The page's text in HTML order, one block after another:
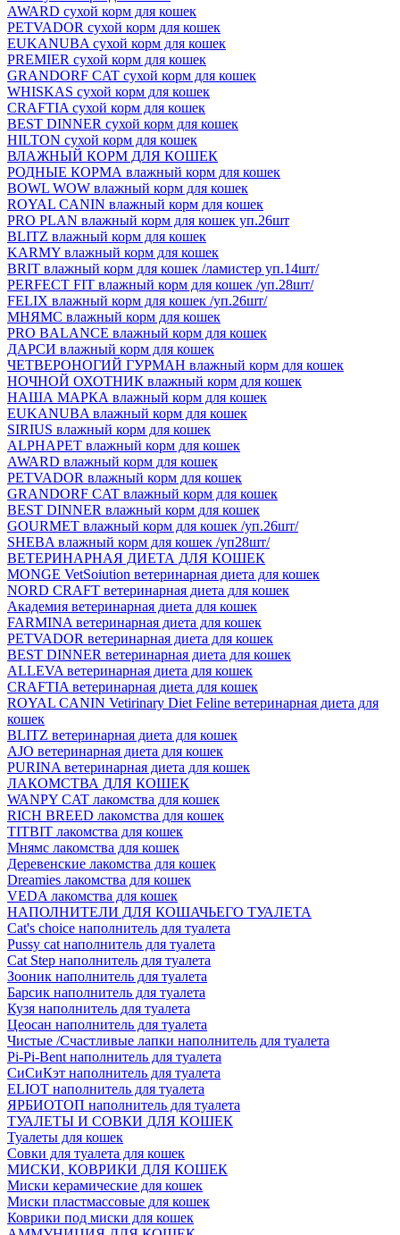
AWARD сухой корм для кошек
PETVADOR сухой корм для кошек
EUKANUBA сухой корм для кошек
PREMIER сухой корм для кошек
GRANDORF CAT сухой корм для кошек
WHISKAS сухой корм для кошек
CRAFTIA сухой корм для кошек
BEST DINNER сухой корм для кошек
HILTON сухой корм для кошек
ВЛАЖНЫЙ КОРМ ДЛЯ КОШЕК
РОДНЫЕ КОРМА влажный корм для кошек
BOWL WOW влажный корм для кошек
ROYAL CANIN влажный корм для кошек
PRO PLAN влажный корм для кошек уп.26шт
BLITZ влажный корм для кошек
KARMY влажный корм для кошек
BRIT влажный корм для кошек /ламистер уп.14шт/
PERFECT FIT влажный корм для кошек /уп.28шт/
FELIX влажный корм для кошек /уп.26шт/
МНЯМС влажный корм для кошек
PRO BALANCE влажный корм для кошек
ДАРСИ влажный корм для кошек
ЧЕТВЕРОНОГИЙ ГУРМАН влажный корм для кошек
НОЧНОЙ ОХОТНИК влажный корм для кошек
НАША МАРКА влажный корм для кошек
EUKANUBA влажный корм для кошек
SIRIUS влажный корм для кошек
ALPHAPET влажный корм для кошек
AWARD влажный корм для кошек
PETVADOR влажный корм для кошек
GRANDORF CAT влажный корм для кошек
BEST DINNER влажный корм для кошек
GOURMET влажный корм для кошек /уп.26шт/
SHEBA влажный корм для кошек /уп28шт/
ВЕТЕРИНАРНАЯ ДИЕТА ДЛЯ КОШЕК
MONGE VetSoiution ветеринарная диета для кошек
NORD CRAFT ветеринарная диета для кошек
Академия ветеринарная диета для кошек
FARMINA ветеринарная диета для кошек
PETVADOR ветеринарная диета для кошек
BEST DINNER ветеринарная диета для кошек
ALLEVA ветеринарная диета для кошек
CRAFTIA ветеринарная диета для кошек
ROYAL CANIN Vetirinary Diet Feline ветеринарная диета для
кошек
BLITZ ветеринарная диета для кошек
AJO ветеринарная диета для кошек
PURINA ветеринарная диета для кошек
ЛАКОМСТВА ДЛЯ КОШЕК
WANPY CAT лакомства для кошек
RICH BREED лакомства для кошек
TITBIT лакомства для кошек
Мнямс лакомства для кошек
Деревенские лакомства для кошек
Dreamies лакомства для кошек
VEDA лакомства для кошек
НАПОЛНИТЕЛИ ДЛЯ КОШАЧЬЕГО ТУАЛЕТА
Cat's choice наполнитель для туалета
Pussy cat наполнитель для туалета
Cat Step наполнитель для туалета
Зооник наполнитель для туалета
Барсик наполнитель для туалета
Кузя наполнитель для туалета
Цеосан наполнитель для туалета
Чистые /Счастливые лапки наполнитель для туалета
Pi-Pi-Bent наполнитель для туалета
СиСиКэт наполнитель для туалета
ELIOT наполнитель для туалета
ЯРБИОТОП наполнитель для туалета
ТУАЛЕТЫ И СОВКИ ДЛЯ КОШЕК
Туалеты для кошек
Совки для туалета для кошек
МИСКИ, КОВРИКИ ДЛЯ КОШЕК
Миски керамические для кошек
Миски пластмассовые для кошек
Коврики под миски для кошек